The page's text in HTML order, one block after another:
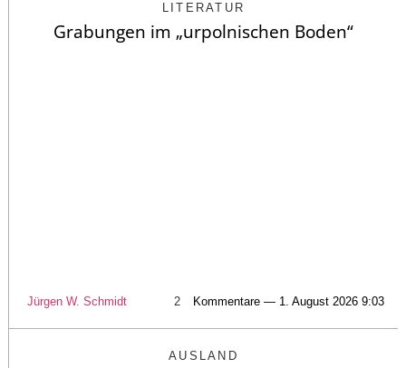
LITERATUR
Grabungen im „urpolnischen Boden“
Jürgen W. Schmidt 2 Kommentare — 1. August 2026 9:03
AUSLAND